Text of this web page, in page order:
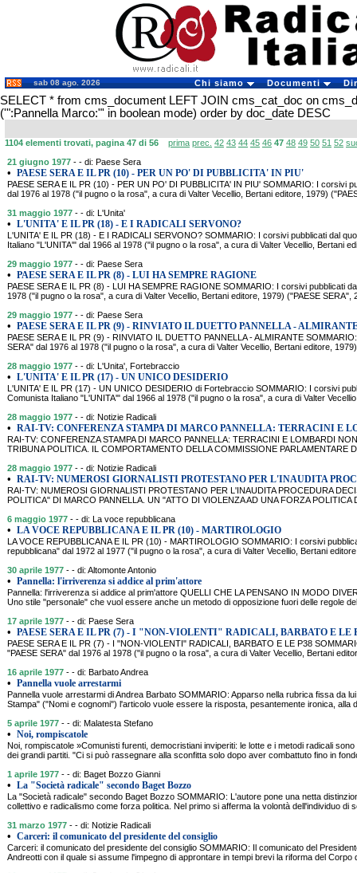
sab 08 ago. 2026 Chi siamo Documenti
SELECT * from cms_document LEFT JOIN cms_cat_doc on
('":Pannella Marco:"' in boolean mode) order by doc_date DESC
1104 elementi trovati, pagina 47 di 56 prima prec. 42 43 44 45 46 47 48 49 50 51 52
21 giugno 1977 - - di: Paese Sera
• PAESE SERA E IL PR (10) - PER UN PO' DI PUBBLICITA' IN PIU'
PAESE SERA E IL PR (10) - PER UN PO' DI PUBBLICITA' IN PIU' SOMMARIO: I corsivi
dal 1976 al 1978 ("il pugno o la rosa", a cura di Valter Vecellio, Bertani editore, 1979)
31 maggio 1977 - - di: L'Unita'
• L'UNITA' E IL PR (18) - E I RADICALI SERVONO?
L'UNITA' E IL PR (18) - E I RADICALI SERVONO? SOMMARIO: I corsivi pubblicati dal
Italiano "L'UNITA'" dal 1966 al 1978 ("il pugno o la rosa", a cura di Valter Vecellio, Bertani
29 maggio 1977 - - di: Paese Sera
• PAESE SERA E IL PR (8) - LUI HA SEMPRE RAGIONE
PAESE SERA E IL PR (8) - LUI HA SEMPRE RAGIONE SOMMARIO: I corsivi pubblicati
1978 ("il pugno o la rosa", a cura di Valter Vecellio, Bertani editore, 1979) ("PAESE
29 maggio 1977 - - di: Paese Sera
• PAESE SERA E IL PR (9) - RINVIATO IL DUETTO PANNELLA -
PAESE SERA E IL PR (9) - RINVIATO IL DUETTO PANNELLA - ALMIRANTE
SERA" dal 1976 al 1978 ("il pugno o la rosa", a cura di Valter Vecellio, Bertani editore,
28 maggio 1977 - - di: L'Unita', Fortebraccio
• L'UNITA' E IL PR (17) - UN UNICO DESIDERIO
L'UNITA' E IL PR (17) - UN UNICO DESIDERIO di Fortebraccio SOMMARIO: I corsivi
Comunista Italiano "L'UNITA'" dal 1966 al 1978 ("il pugno o la rosa", a cura di Valter
28 maggio 1977 - - di: Notizie Radicali
• RAI-TV: CONFERENZA STAMPA DI MARCO PANNELLA: TERRACINI E
RAI-TV: CONFERENZA STAMPA DI MARCO PANNELLA: TERRACINI E LOMBARDI
TRIBUNA POLITICA. IL COMPORTAMENTO DELLA COMMISSIONE PARLAMENTARE
28 maggio 1977 - - di: Notizie Radicali
• RAI-TV: NUMEROSI GIORNALISTI PROTESTANO PER L'INAUDITA
RAI-TV: NUMEROSI GIORNALISTI PROTESTANO PER L'INAUDITA PROCEDURA
POLITICA" DI MARCO PANNELLA. UN "ATTO DI VIOLENZA AD UNA FORZA
6 maggio 1977 - - di: La voce repubblicana
• LA VOCE REPUBBLICANA E IL PR (10) - MARTIROLOGIO
LA VOCE REPUBBLICANA E IL PR (10) - MARTIROLOGIO SOMMARIO: I corsivi
repubblicana" dal 1972 al 1977 ("il pugno o la rosa", a cura di Valter Vecellio, Bertani
30 aprile 1977 - - di: Altomonte Antonio
• Pannella: l'irriverenza si addice al prim'attore
Pannella: l'irriverenza si addice al prim'attore QUELLI CHE LA PENSANO IN MODO
Uno stile "personale" che vuol essere anche un metodo di opposizione fuori delle regole
17 aprile 1977 - - di: Paese Sera
• PAESE SERA E IL PR (7) - I "NON-VIOLENTI" RADICALI, BARBATO E LE
PAESE SERA E IL PR (7) - I "NON-VIOLENTI" RADICALI, BARBATO E LE P38
"PAESE SERA" dal 1976 al 1978 ("il pugno o la rosa", a cura di Valter Vecellio, Bertani
16 aprile 1977 - - di: Barbato Andrea
• Pannella vuole arrestarmi
Pannella vuole arrestarmi di Andrea Barbato SOMMARIO: Apparso nella rubrica fissa da
Stampa" ("Nomi e cognomi") l'articolo vuole essere la risposta, pesantemente ironica, alla
5 aprile 1977 - - di: Malatesta Stefano
• Noi, rompiscatole
Noi, rompiscatole »Comunisti furenti, democristiani inviperiti: le lotte e i metodi radicali
dei grandi partiti. "Ci si può rassegnare alla sconfitta solo dopo aver combattuto fino in
1 aprile 1977 - - di: Baget Bozzo Gianni
• La "Società radicale" secondo Baget Bozzo
La "Società radicale" secondo Baget Bozzo SOMMARIO: L'autore pone una netta
collettivo e radicalismo come forza politica. Nel primo si afferma la volontà dell'individuo di
31 marzo 1977 - - di: Notizie Radicali
• Carceri: il comunicato del presidente del consiglio
Carceri: il comunicato del presidente del consiglio SOMMARIO: Il comunicato del
Andreotti con il quale si assume l'impegno di approntare in tempi brevi la riforma del Corpo